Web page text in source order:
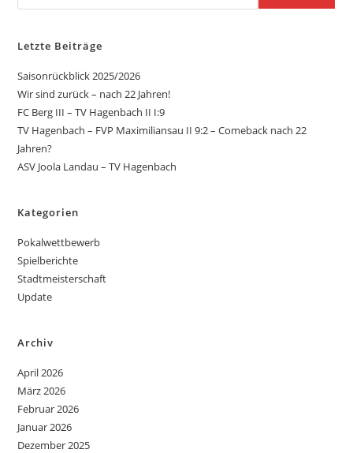
Letzte Beiträge
Saisonrückblick 2025/2026
Wir sind zurück – nach 22 Jahren!
FC Berg III – TV Hagenbach II I:9
TV Hagenbach – FVP Maximiliansau II 9:2 – Comeback nach 22
Jahren?
ASV Joola Landau – TV Hagenbach
Kategorien
Pokalwettbewerb
Spielberichte
Stadtmeisterschaft
Update
Archiv
April 2026
März 2026
Februar 2026
Januar 2026
Dezember 2025